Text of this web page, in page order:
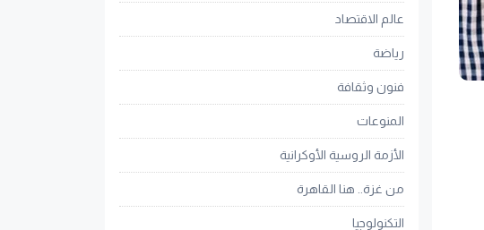
عالم الاقتصاد
رياضة
فنون وثقافة
المنوعات
الأزمة الروسية الأوكرانية
من غزة.. هنا القاهرة
التكنولوجيا